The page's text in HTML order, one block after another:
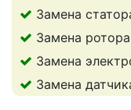
Замена
Замена ротора
Замена
Замена